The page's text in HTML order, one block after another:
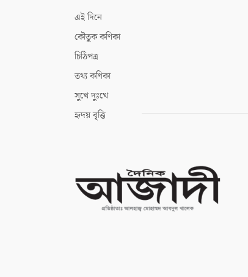
এই দিনে
কৌতুক কণিকা
চিঠিপত্র
তথ্য কণিকা
সুখে দুঃখে
হৃদয় বৃত্তি